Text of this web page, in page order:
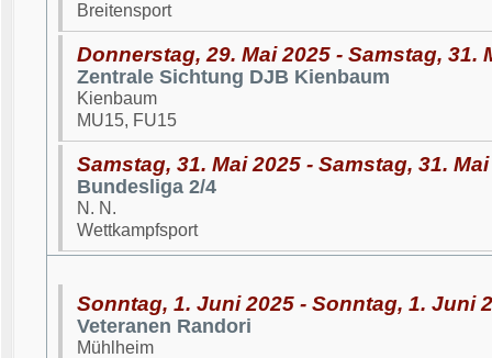
Breitensport
Donnerstag, 29. Mai 2025 - Samstag, 31.
Zentrale Sichtung DJB Kienbaum
Kienbaum
MU15, FU15
Samstag, 31. Mai 2025 - Samstag, 31.
Bundesliga 2/4
N. N.
Wettkampfsport
Sonntag, 1. Juni 2025 - Sonntag, 1. Juni
Veteranen Randori
Mühlheim